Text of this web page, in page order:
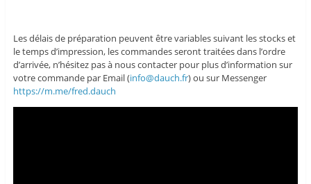
Les délais de préparation peuvent être variables suivant les stocks et
le temps d’impression, les commandes seront traitées dans l’ordre
d’arrivée, n’hésitez pas à nous contacter pour plus d’information sur
votre commande par Email (info@dauch.fr) ou sur Messenger
https://m.me/fred.dauch